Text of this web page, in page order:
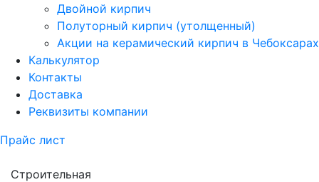
Двойной кирпич
Полуторный кирпич (утолщенный)
Акции на керамический кирпич в Чебоксарах
Калькулятор
Контакты
Доставка
Реквизиты компании
Прайс лист
Строительная